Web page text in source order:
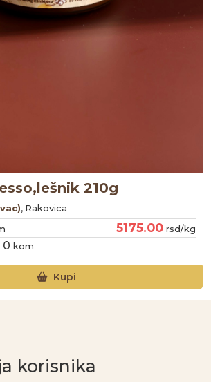
210g
, Rakovica
5175.00 rsd/kg
0 kom
Kupi
korisnika